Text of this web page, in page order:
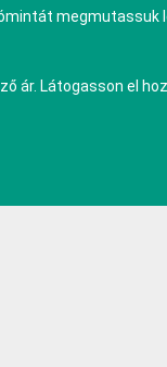
ár. Látogasson el